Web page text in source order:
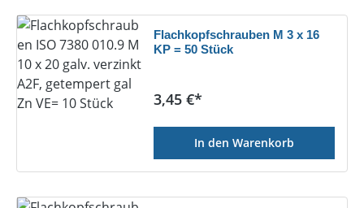
Flachkopfschrauben M 3 x 16
KP = 50 Stück
Regulärer Preis:
3,45 €*
In den Warenkorb